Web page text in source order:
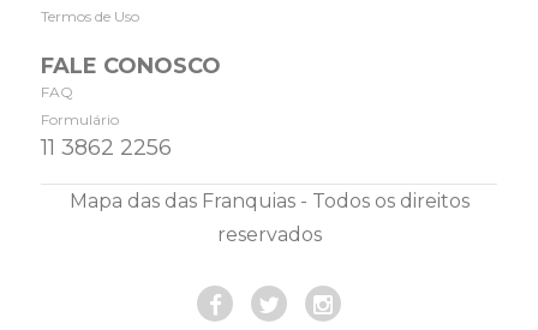
Termos de Uso
FALE CONOSCO
FAQ
Formulário
11 3862 2256
Mapa das das Franquias - Todos os direitos
reservados